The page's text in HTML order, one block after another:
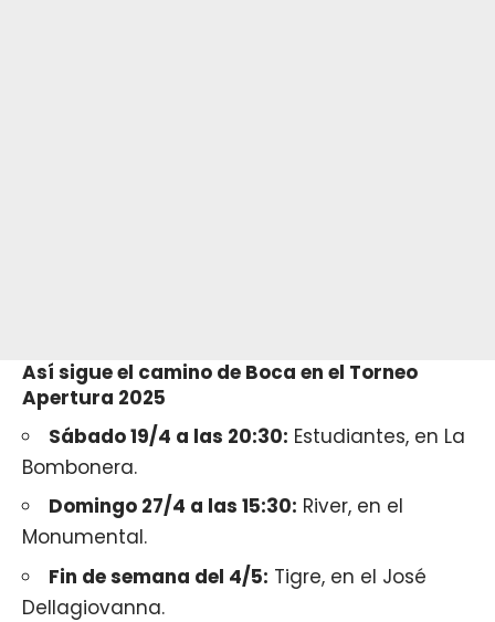
Así sigue el camino de Boca en el Torneo
Apertura 2025
Sábado 19/4 a las 20:30: Estudiantes, en La
Bombonera.
Domingo 27/4 a las 15:30: River, en el
Monumental.
Fin de semana del 4/5: Tigre, en el José
Dellagiovanna.